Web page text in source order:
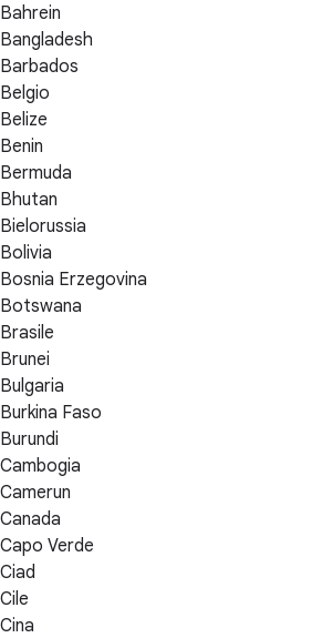
Bahrein
Bangladesh
Barbados
Belgio
Belize
Benin
Bermuda
Bhutan
Bielorussia
Bolivia
Bosnia Erzegovina
Botswana
Brasile
Brunei
Bulgaria
Burkina Faso
Burundi
Cambogia
Camerun
Canada
Capo Verde
Ciad
Cile
Cina